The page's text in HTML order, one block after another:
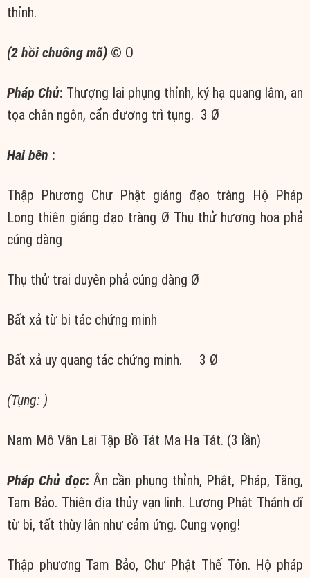
thỉnh.
(2 hồi chuông mõ) © Ο
Pháp Chủ: Thượng lai phụng thỉnh, ký hạ quang lâm, an
tọa chân ngôn, cẩn đương trì tụng. 3 Ø
Hai bên :
Thập Phương Chư Phật giáng đạo tràng Hộ Pháp
Long thiên giáng đạo tràng Ø Thụ thử hương hoa phả
cúng dàng
Thụ thử trai duyên phả cúng dàng Ø
Bất xả từ bi tác chứng minh
Bất xả uy quang tác chứng minh. 3 Ø
(Tụng: )
Nam Mô Vân Lai Tập Bồ Tát Ma Ha Tát. (3 lần)
Pháp Chủ đọc: Ân cần phụng thỉnh, Phật, Pháp, Tăng,
Tam Bảo. Thiên địa thủy vạn linh. Lượng Phật Thánh dĩ
từ bi, tất thùy lân như cảm ứng. Cung vọng!
Thập phương Tam Bảo, Chư Phật Thế Tôn. Hộ pháp